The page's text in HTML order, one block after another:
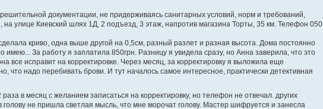
документации, не придерживаясь санитарных условий, норм и требований,
улице Киевский шлях 1Д, 2 подъезд, 3 этаж, напротив магазина Торты, 35 км. Телефон 050
криво, одна выше другой на 0,5см, разный разлет и разная высота. Дома постоянно
имею... За работу я заплатила 850грн. Разницу я увидела сразу, но Анна заверила, что это
все исправит на корректировке. Через месяц, за корректировку я выложила еще
что надо перебивать брови. И тут началось самое интересное, практически детективная
в месяц с желанием записаться на корректировку, но телефон не отвечал. других
не пришла светлая мысль, что мне морочат голову. Мастер шифруется и занесла